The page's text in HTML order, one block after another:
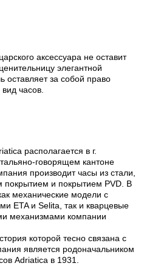
аксессуара не оставит
элегантной
оставляет за собой право
часов.
располагается в г.
говорящем кантоне
производит часы из стали,
покрытием и покрытием PVD. В
механические модели с
ETA и Selita, так и кварцевые
механизмами компании
которой тесно связана с
является родоначальником
Adriatica в 1931.